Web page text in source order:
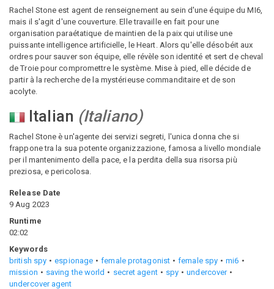
Rachel Stone est agent de renseignement au sein d'une équipe du MI6,
mais il s'agit d'une couverture. Elle travaille en fait pour une
organisation paraétatique de maintien de la paix qui utilise une
puissante intelligence artificielle, le Heart. Alors qu'elle désobéit aux
ordres pour sauver son équipe, elle révèle son identité et sert de cheval
de Troie pour compromettre le système. Mise à pied, elle décide de
partir à la recherche de la mystérieuse commanditaire et de son
acolyte.
Italian (Italiano)
Rachel Stone è un'agente dei servizi segreti, l'unica donna che si
frappone tra la sua potente organizzazione, famosa a livello mondiale
per il mantenimento della pace, e la perdita della sua risorsa più
preziosa, e pericolosa.
Release Date
9 Aug 2023
Runtime
02:02
Keywords
british spy
espionage female protagonist female spy
mi6
mission
saving the world secret agent spy
undercover
undercover agent